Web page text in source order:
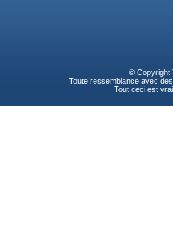
© Copyright
Toute ressemblance avec
Tout ceci est